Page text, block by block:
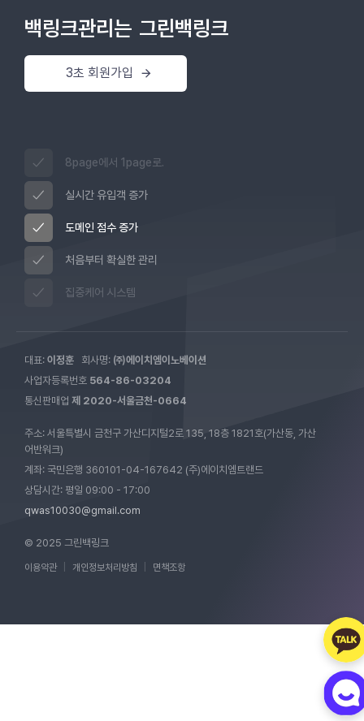
백링크관리는 그린백링크
3초 회원가입
8page에서 1page로.
실시간 유입객 증가
도메인 점수 증가
처음부터 확실한 관리
집중케어 시스템
대표: 이정훈 회사명: ㈜에이치엠이노베이션
사업자등록번호 564-86-03204
통신판매업 제 2020-서울금천-0664
주소: 서울특별시 금천구 가산디지털2로 135, 18층 1821호(가산동, 가산
어반워크)
계좌: 국민은행 360101-04-167642 (주)에이치엠트랜드
상담시간: 평일 09:00 - 17:00
qwas10030@gmail.com
© 2025 그린백링크
이용약관 개인정보처리방침 면책조항